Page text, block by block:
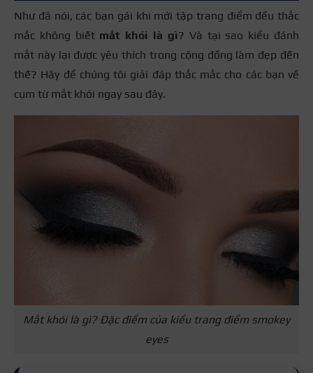
Như đã nói, các bạn gái khi mới tập trang điểm đều thắc
mắc không biết mắt khói là gì? Và tại sao kiểu đánh
mắt này lại được yêu thích trong cộng đồng làm đẹp đến
thế? Hãy để chúng tôi giải đáp thắc mắc cho các bạn về
cụm từ mắt khói ngay sau đây.
Mắt khói là gì? Đặc điểm của kiểu trang điểm smokey
eyes